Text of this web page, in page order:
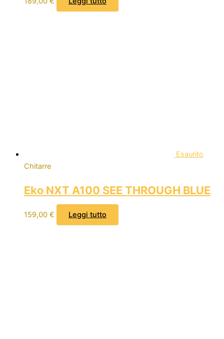
Esaurito
Chitarre
Eko NXT A100 SEE THROUGH BLUE
159,00 € Leggi tutto